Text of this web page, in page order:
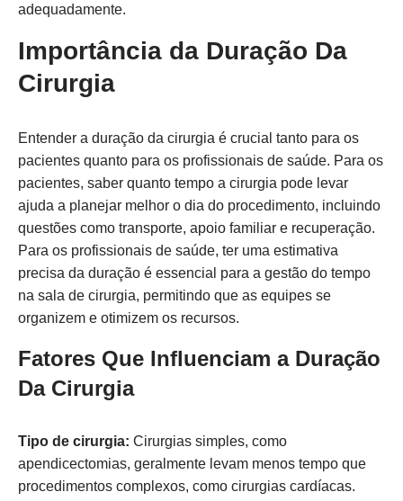
adequadamente.
Importância da Duração Da
Cirurgia
Entender a duração da cirurgia é crucial tanto para os
pacientes quanto para os profissionais de saúde. Para os
pacientes, saber quanto tempo a cirurgia pode levar
ajuda a planejar melhor o dia do procedimento, incluindo
questões como transporte, apoio familiar e recuperação.
Para os profissionais de saúde, ter uma estimativa
precisa da duração é essencial para a gestão do tempo
na sala de cirurgia, permitindo que as equipes se
organizem e otimizem os recursos.
Fatores Que Influenciam a Duração
Da Cirurgia
Tipo de cirurgia: Cirurgias simples, como
apendicectomias, geralmente levam menos tempo que
procedimentos complexos, como cirurgias cardíacas.